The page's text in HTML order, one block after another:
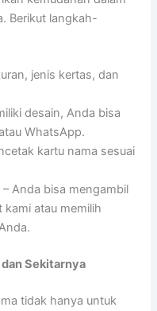
Berikut langkah-
jenis kertas, dan
desain, Anda bisa
WhatsApp.
kartu nama sesuai
– Anda bisa mengambil
atau memilih
dan Sekitarnya
tidak hanya untuk